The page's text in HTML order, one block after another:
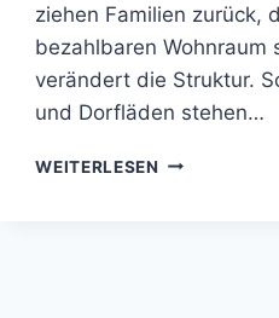
ziehen Familien zurück,
bezahlbaren Wohnraum
verändert die Struktur.
und Dorfläden stehen…
WEITERLESEN WIE